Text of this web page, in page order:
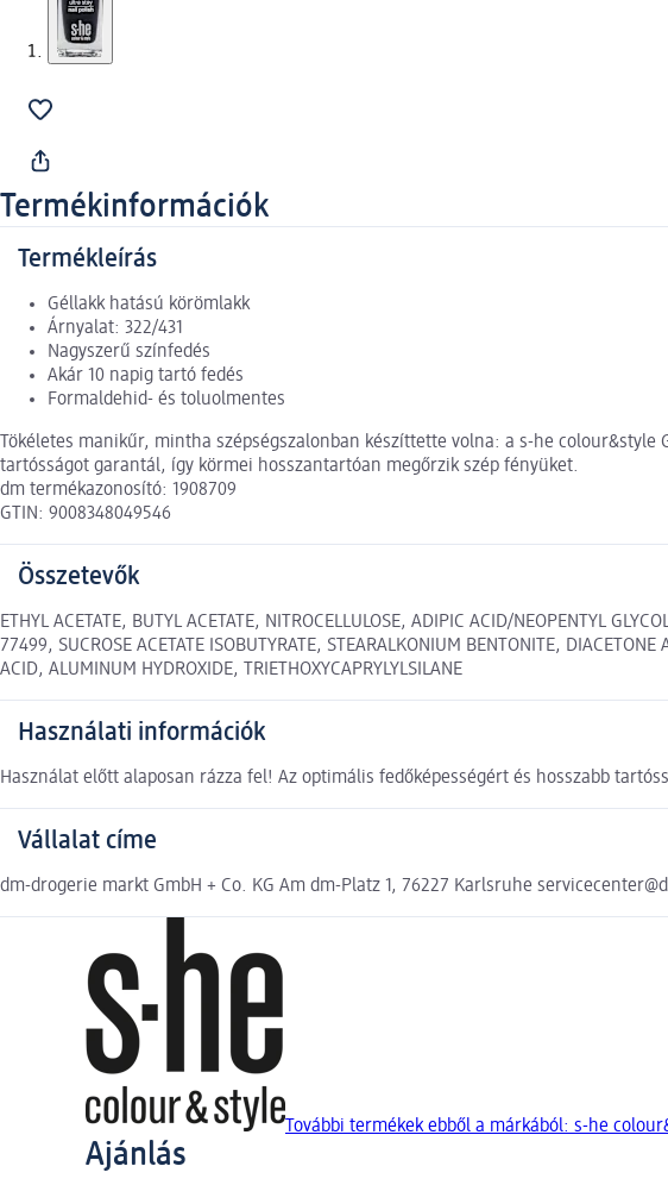
Termékinformációk
Termékleírás
Géllakk hatású körömlakk
Árnyalat: 322/431
Nagyszerű színfedés
Akár 10 napig tartó fedés
Formaldehid- és toluolmentes
Tökéletes manikűr, mintha szépségszalonban készíttette volna: a s-he
tartósságot garantál, így körmei hosszantartóan megőrzik szép fényüket.
dm termékazonosító: 1908709
GTIN: 9008348049546
Összetevők
ETHYL ACETATE, BUTYL ACETATE, NITROCELLULOSE, ADIPIC ACID/NEOPENTYL
77499, SUCROSE ACETATE ISOBUTYRATE, STEARALKONIUM BENTONITE,
ACID, ALUMINUM HYDROXIDE, TRIETHOXYCAPRYLYLSILANE
Használati információk
Használat előtt alaposan rázza fel! Az optimális fedőképességért és hosszabb
Vállalat címe
dm-drogerie markt GmbH + Co. KG Am dm-Platz 1, 76227 Karlsruhe
További termékek ebből a márkából: s-he
Ajánlás